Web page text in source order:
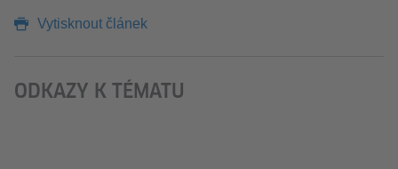
Vytisknout článek
ODKAZY K TÉMATU